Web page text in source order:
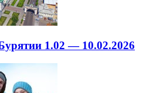
1.02 — 10.02.2026